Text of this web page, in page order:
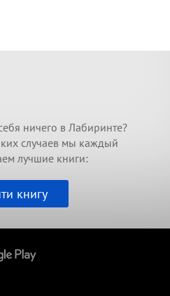
ничего в Лабиринте?
случаев мы каждый
лучшие книги:
книгу